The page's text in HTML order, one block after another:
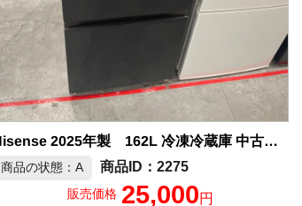
Hisense 2025年製 162L 冷凍冷蔵庫 中古品販売
商品の状態：A 2275
販売価格 25,000円